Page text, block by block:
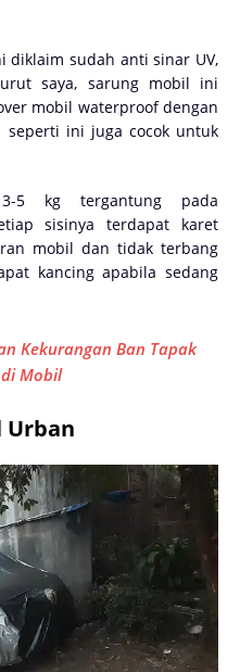
diklaim sudah anti sinar UV,
saya, sarung mobil ini
mobil waterproof dengan
seperti ini juga cocok untuk
5 kg tergantung pada
sisinya terdapat karet
mobil dan tidak terbang
kancing apabila sedang
Kekurangan Ban Tapak
Mobil
Urban